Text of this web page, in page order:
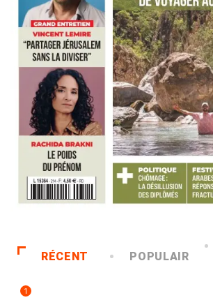
RÉCENT POPULAIR
1